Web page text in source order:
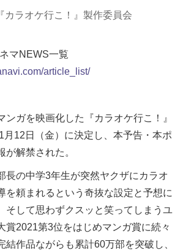
カラオケ行こ！』製作委員会
マNEWS一覧
article_list/
ガを映画化した『カラオケ行こ！』
月12日（金）に決定し、本予告・本ポ
が解禁された。
の中学3年生が突然ヤクザにカラオ
を頼まれるという奇抜な設定と予想に
そして思わずクスッと笑ってしまうユ
賞2021第3位をはじめマンガ賞に続々
結作品ながらも累計60万部を突破し、